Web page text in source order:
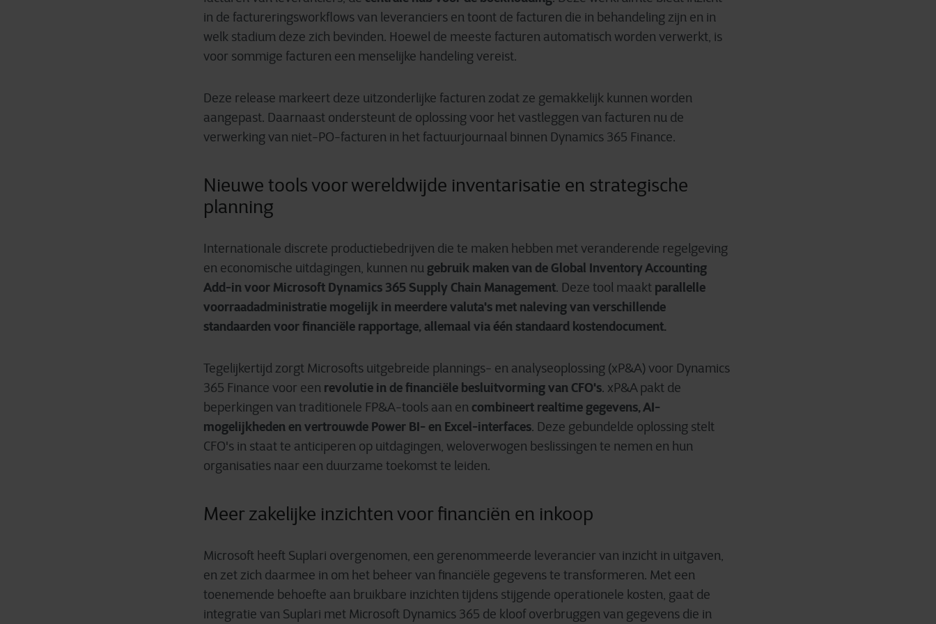
in de factureringsworkflows van leveranciers en toont de facturen die in behandeling zijn en in
welk stadium deze zich bevinden. Hoewel de meeste facturen automatisch worden verwerkt, is
voor sommige facturen een menselijke handeling vereist.
Deze release markeert deze uitzonderlijke facturen zodat ze gemakkelijk kunnen worden
aangepast. Daarnaast ondersteunt de oplossing voor het vastleggen van facturen nu de
verwerking van niet-PO-facturen in het factuurjournaal binnen Dynamics 365 Finance.
Nieuwe tools voor wereldwijde inventarisatie en strategische
planning
Internationale discrete productiebedrijven die te maken hebben met veranderende regelgeving
en economische uitdagingen, kunnen nu gebruik maken van de Global Inventory Accounting
Add-in voor Microsoft Dynamics 365 Supply Chain Management. Deze tool maakt parallelle
voorraadadministratie mogelijk in meerdere valuta's met naleving van verschillende
standaarden voor financiële rapportage, allemaal via één standaard kostendocument.
Tegelijkertijd zorgt Microsofts uitgebreide plannings- en analyseoplossing (xP&A) voor Dynamics
365 Finance voor een revolutie in de financiële besluitvorming van CFO's. xP&A pakt de
beperkingen van traditionele FP&A-tools aan en combineert realtime gegevens, AI-
mogelijkheden en vertrouwde Power BI- en Excel-interfaces. Deze gebundelde oplossing stelt
CFO's in staat te anticiperen op uitdagingen, weloverwogen beslissingen te nemen en hun
organisaties naar een duurzame toekomst te leiden.
Meer zakelijke inzichten voor financiën en inkoop
Microsoft heeft Suplari overgenomen, een gerenommeerde leverancier van inzicht in uitgaven,
en zet zich daarmee in om het beheer van financiële gegevens te transformeren. Met een
toenemende behoefte aan bruikbare inzichten tijdens stijgende operationele kosten, gaat de
integratie van Suplari met Microsoft Dynamics 365 de kloof overbruggen van gegevens die in